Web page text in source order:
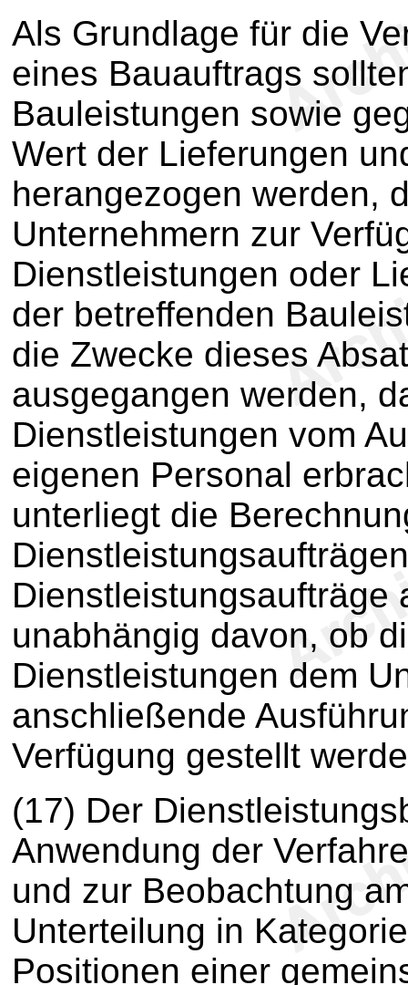
Als Grundlage für die
eines Bauauftrags
Bauleistungen sowie
Wert der Lieferungen
herangezogen werden,
Unternehmern zur
Dienstleistungen oder
der betreffenden
die Zwecke dieses
ausgegangen werden,
Dienstleistungen vom
eigenen Personal
unterliegt die
Dienstleistungsaufträge
unabhängig davon, ob
Dienstleistungen dem
anschließende
Verfügung gestellt
(17) Der
Anwendung der
und zur Beobachtung
Unterteilung in
Positionen einer